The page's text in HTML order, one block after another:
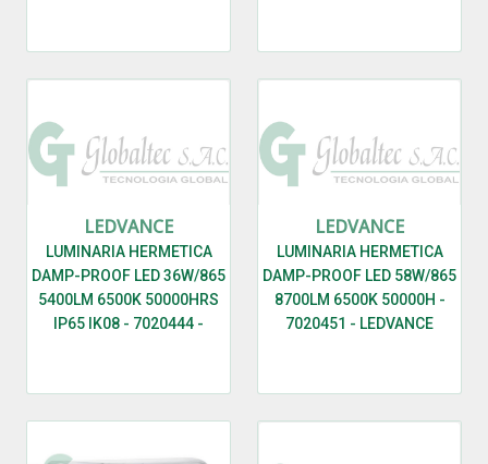
LEDVANCE
LUMINARIA HERMETICA
DAMP-PROOF LED 36W/865
5400LM 6500K 50000HRS
IP65 IK08 - 7020444 -
LEDVANCE
LUMINARIA HERMETICA
DAMP-PROOF LED 58W/865
8700LM 6500K 50000H -
7020451 - LEDVANCE